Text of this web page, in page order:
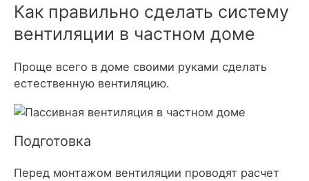
Как правильно сделать систему
вентиляции в частном доме
Проще всего в доме своими руками сделать
естественную вентиляцию.
Подготовка
Перед монтажом вентиляции проводят расчет